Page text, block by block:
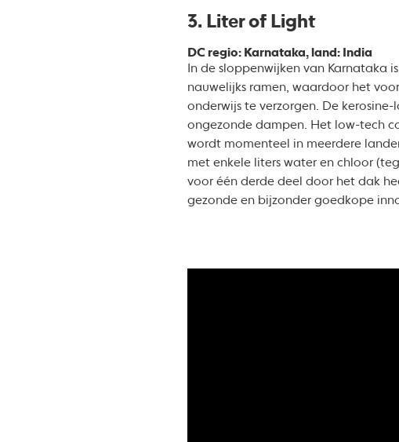
3. Liter of Light
DC regio: Karnataka, land: India
In de sloppenwijken van Karnataka
nauwelijks ramen, waardoor het
onderwijs te verzorgen. De
ongezonde dampen. Het low-tech
wordt momenteel in meerdere
met enkele liters water en chloor
voor één derde deel door het dak
gezonde en bijzonder goedkope